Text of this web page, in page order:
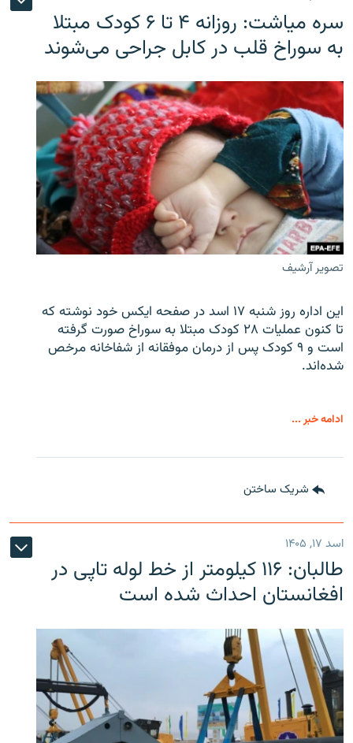
سره‌ میاشت: روزانه ۴ تا ۶ کودک مبتلا
به سوراخ قلب در کابل جراحی می‌شوند
تصویر آرشیف
این اداره روز شنبه ۱۷ اسد در صفحه ایکس خود نوشته که
تا کنون عملیات ۲۸ کودک مبتلا به سوراخ صورت گرفته
است و ۹ کودک پس از درمان موفقانه از شفاخانه مرخص
شده‌اند.
ادامه خبر ...
شریک ساختن
اسد ۱۷, ۱۴۰۵
طالبان: ۱۱۶ کیلومتر از خط لوله تاپی در
افغانستان احداث شده است